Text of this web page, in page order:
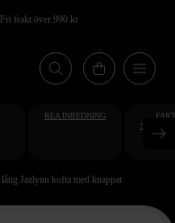
Fri frakt över 990 kr
REA INREDNING
Jazlynn kofta med knappar